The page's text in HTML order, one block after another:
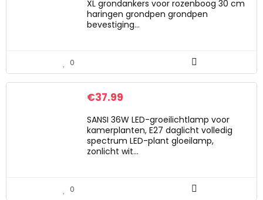
XL grondankers voor rozenboog 30 cm
haringen grondpen grondpen
bevestiging…
0
€37.99
SANSI 36W LED-groeilichtlamp voor
kamerplanten, E27 daglicht volledig
spectrum LED-plant gloeilamp,
zonlicht wit…
0